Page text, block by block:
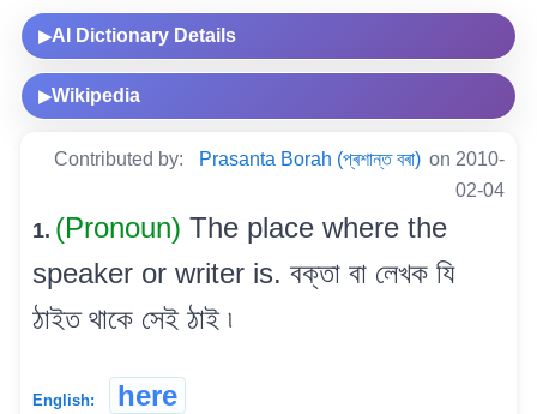
▶AI Dictionary Details
▶Wikipedia
Contributed by: Prasanta Borah (প্ৰশান্ত বৰা) on 2010-
02-04
1. (Pronoun) The place where the
speaker or writer is. বক্তা বা লেখক যি
ঠাইত থাকে সেই ঠাই ৷
English: here